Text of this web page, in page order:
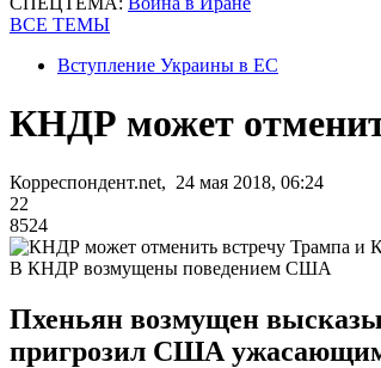
ВСЕ ТЕМЫ
Вступление Украины в ЕС
КНДР может
Корреспондент.net, 24 мая 2018, 06:24
22
8524
В КНДР возмущены поведением США
Пхеньян возмущен
пригрозил США